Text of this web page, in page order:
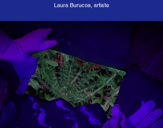
Laura Burucoa, artiste